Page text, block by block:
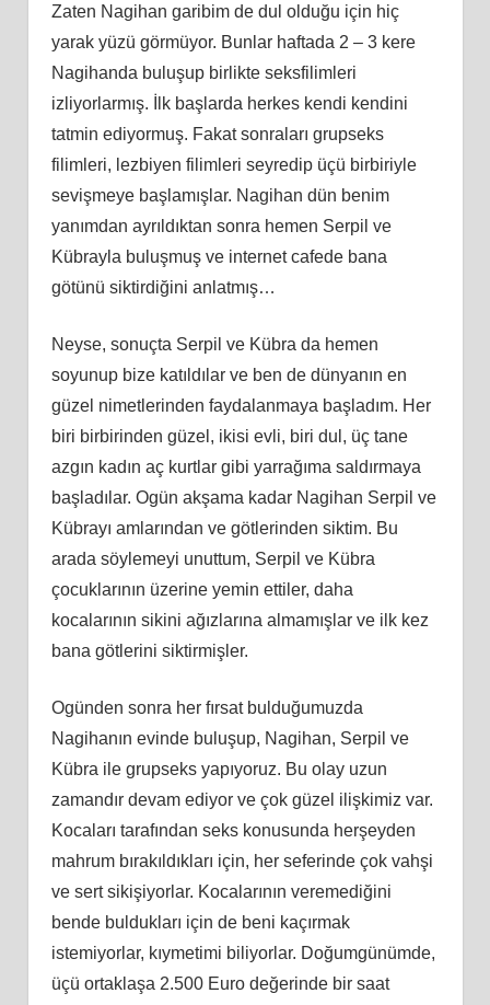
Zaten Nagihan garibim de dul olduğu için hiç
yarak yüzü görmüyor. Bunlar haftada 2 – 3 kere
Nagihanda buluşup birlikte seksfilimleri
izliyorlarmış. İlk başlarda herkes kendi kendini
tatmin ediyormuş. Fakat sonraları grupseks
filimleri, lezbiyen filimleri seyredip üçü birbiriyle
sevişmeye başlamışlar. Nagihan dün benim
yanımdan ayrıldıktan sonra hemen Serpil ve
Kübrayla buluşmuş ve internet cafede bana
götünü siktirdiğini anlatmış…
Neyse, sonuçta Serpil ve Kübra da hemen
soyunup bize katıldılar ve ben de dünyanın en
güzel nimetlerinden faydalanmaya başladım. Her
biri birbirinden güzel, ikisi evli, biri dul, üç tane
azgın kadın aç kurtlar gibi yarrağıma saldırmaya
başladılar. Ogün akşama kadar Nagihan Serpil ve
Kübrayı amlarından ve götlerinden siktim. Bu
arada söylemeyi unuttum, Serpil ve Kübra
çocuklarının üzerine yemin ettiler, daha
kocalarının sikini ağızlarına almamışlar ve ilk kez
bana götlerini siktirmişler.
Ogünden sonra her fırsat bulduğumuzda
Nagihanın evinde buluşup, Nagihan, Serpil ve
Kübra ile grupseks yapıyoruz. Bu olay uzun
zamandır devam ediyor ve çok güzel ilişkimiz var.
Kocaları tarafından seks konusunda herşeyden
mahrum bırakıldıkları için, her seferinde çok vahşi
ve sert sikişiyorlar. Kocalarının veremediğini
bende buldukları için de beni kaçırmak
istemiyorlar, kıymetimi biliyorlar. Doğumgünümde,
üçü ortaklaşa 2.500 Euro değerinde bir saat